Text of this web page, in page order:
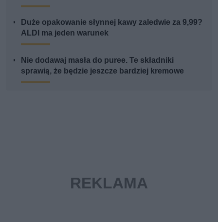
Duże opakowanie słynnej kawy zaledwie za 9,99?
ALDI ma jeden warunek
Nie dodawaj masła do puree. Te składniki
sprawią, że będzie jeszcze bardziej kremowe